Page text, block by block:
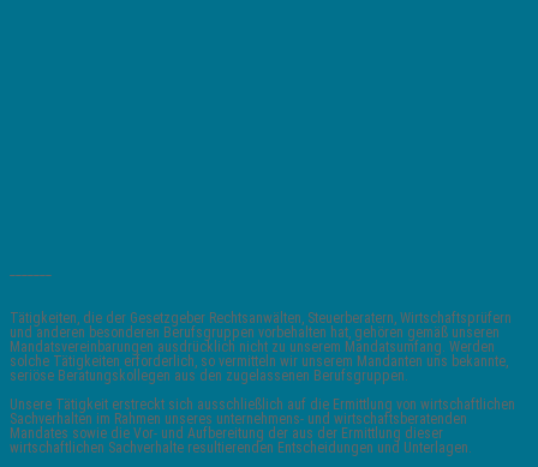
Tätigkeiten, die der Gesetzgeber Rechtsanwälten, Steuerberatern, Wirtschaftsprüfern
und anderen besonderen Berufsgruppen vorbehalten hat, gehören gemäß unseren
Mandatsvereinbarungen ausdrücklich nicht zu unserem Mandatsumfang. Werden
solche Tätigkeiten erforderlich, so vermitteln wir unserem Mandanten uns bekannte,
seriöse Beratungskollegen aus den zugelassenen Berufsgruppen.
Unsere Tätigkeit erstreckt sich ausschließlich auf die Ermittlung von wirtschaftlichen
Sachverhalten im Rahmen unseres unternehmens- und wirtschaftsberatenden
Mandates sowie die Vor- und Aufbereitung der aus der Ermittlung dieser
wirtschaftlichen Sachverhalte resultierenden Entscheidungen und Unterlagen.